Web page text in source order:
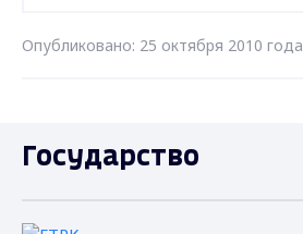
Опубликовано: 25 октября 2010 года
Государство